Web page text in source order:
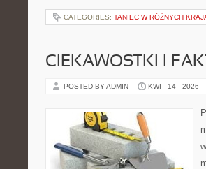
CATEGORIES: TANIEC W RÓŻNYCH
CIEKAWOSTKI I
POSTED BY ADMIN KWI - 14 - 2026